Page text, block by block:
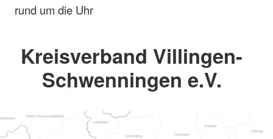
rund um die Uhr
Kreisverband Villingen-
Schwenningen e.V.